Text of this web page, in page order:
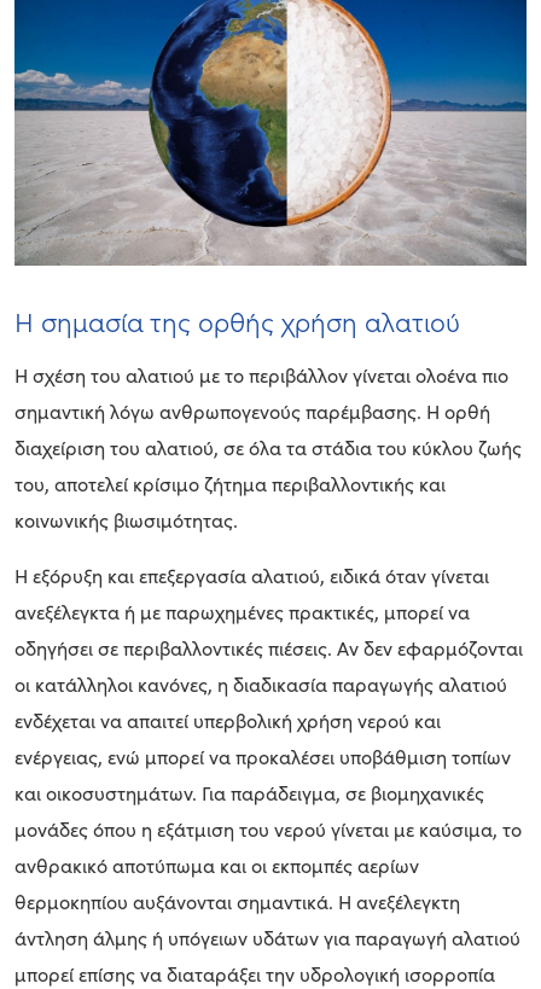
Η σημασία της ορθής χρήση αλατιού
Η σχέση του αλατιού με το περιβάλλον γίνεται ολοένα πιο
σημαντική λόγω ανθρωπογενούς παρέμβασης. Η ορθή
διαχείριση του αλατιού, σε όλα τα στάδια του κύκλου ζωής
του, αποτελεί κρίσιμο ζήτημα περιβαλλοντικής και
κοινωνικής βιωσιμότητας.
Η εξόρυξη και επεξεργασία αλατιού, ειδικά όταν γίνεται
ανεξέλεγκτα ή με παρωχημένες πρακτικές, μπορεί να
οδηγήσει σε περιβαλλοντικές πιέσεις. Αν δεν εφαρμόζονται
οι κατάλληλοι κανόνες, η διαδικασία παραγωγής αλατιού
ενδέχεται να απαιτεί υπερβολική χρήση νερού και
ενέργειας, ενώ μπορεί να προκαλέσει υποβάθμιση τοπίων
και οικοσυστημάτων. Για παράδειγμα, σε βιομηχανικές
μονάδες όπου η εξάτμιση του νερού γίνεται με καύσιμα, το
ανθρακικό αποτύπωμα και οι εκπομπές αερίων
θερμοκηπίου αυξάνονται σημαντικά. Η ανεξέλεγκτη
άντληση άλμης ή υπόγειων υδάτων για παραγωγή αλατιού
μπορεί επίσης να διαταράξει την υδρολογική ισορροπία